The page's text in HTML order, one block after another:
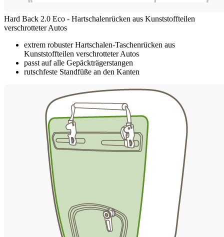
Hard Back 2.0 Eco - Hartschalenrücken aus Kunststoffteilen
verschrotteter Autos
extrem robuster Hartschalen-Taschenrücken aus
Kunststoffteilen verschrotteter Autos
passt auf alle Gepäckträgerstangen
rutschfeste Standfüße an den Kanten